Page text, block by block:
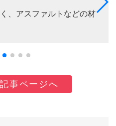
、アスファルトなどの材
事ページへ